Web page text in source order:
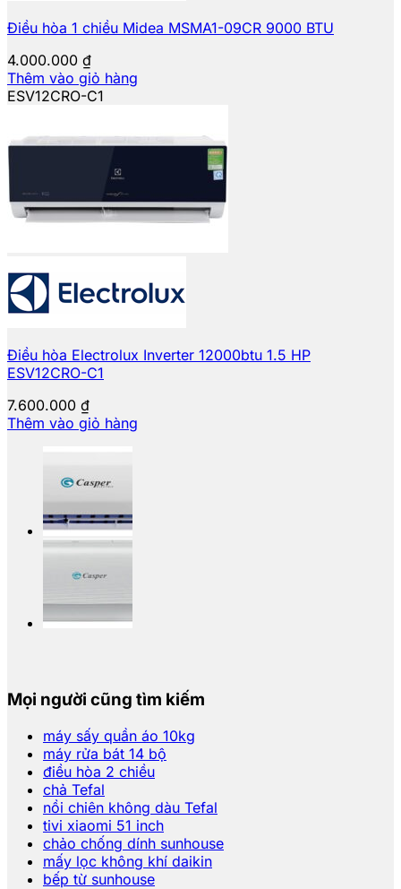
Điều hòa 1 chiều Midea MSMA1-09CR 9000 BTU
4.000.000 ₫
Thêm vào giỏ hàng
ESV12CRO-C1
Điều hòa Electrolux Inverter 12000btu 1.5 HP
ESV12CRO-C1
7.600.000 ₫
Thêm vào giỏ hàng
Mọi người cũng tìm kiếm
máy sấy quần áo 10kg
máy rửa bát 14 bộ
điều hòa 2 chiều
chả Tefal
nồi chiên không dàu Tefal
tivi xiaomi 51 inch
chảo chống dính sunhouse
mấy lọc không khí daikin
bếp từ sunhouse